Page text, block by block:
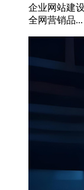
企业网站建
全网营销品...